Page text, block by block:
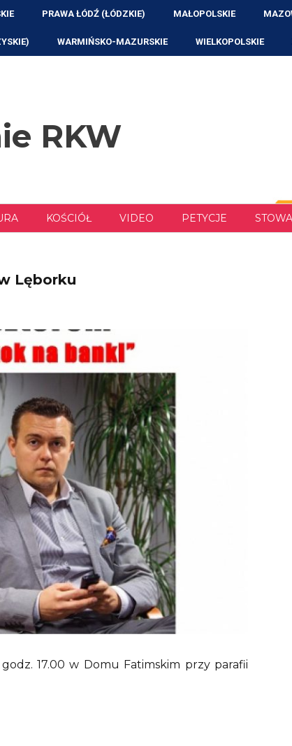
PRAWA ŁÓDŹ (ŁÓDZKIE) MAŁOPOLSKIE
WARMIŃSKO-MAZURSKIE WIELKOPOLSKIE
RKW
KOŚCIÓŁ VIDEO PETYCJE
Lęborku
17.00 w Domu Fatimskim przy parafii